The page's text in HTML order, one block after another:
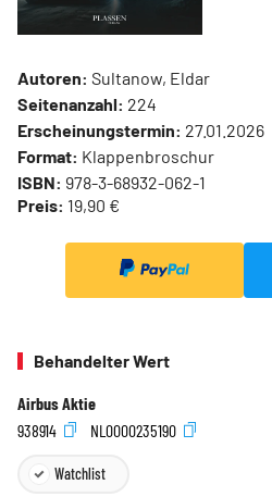
Autoren: Sultanow, Eldar
Seitenanzahl: 224
Erscheinungstermin: 27.01.2026
Format: Klappenbroschur
ISBN: 978-3-68932-062-1
Preis: 19,90 €
Behandelter Wert
Airbus Aktie
938914
NL0000235190
Watchlist